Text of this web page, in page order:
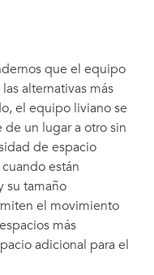
que el equipo
alternativas más
el equipo liviano se
un lugar a otro sin
de espacio
están
su tamaño
el movimiento
más
adicional para el